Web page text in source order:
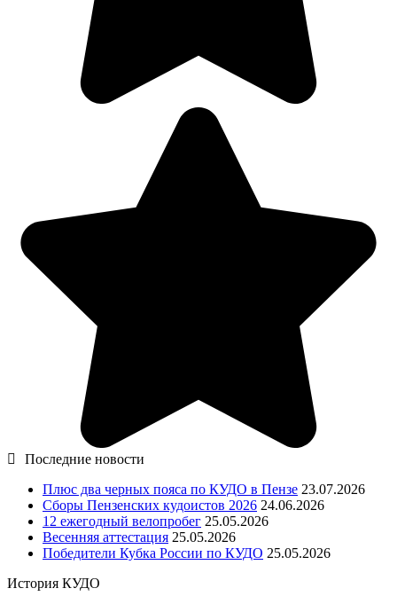
Последние новости
Плюс два черных пояса по КУДО в Пензе 23.07.2026
Сборы Пензенских кудоистов 2026 24.06.2026
12 ежегодный велопробег 25.05.2026
Весенняя аттестация 25.05.2026
Победители Кубка России по КУДО 25.05.2026
История КУДО